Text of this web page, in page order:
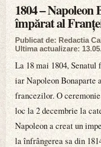
1804 – Napoleon
împărat al
Publicat de: Redactia
Ultima actualizare:
La 18 mai 1804,
iar Napoleon
francezilor. O
loc la 2 decembrie la
Napoleon a creat un
la înfrângerea sa din